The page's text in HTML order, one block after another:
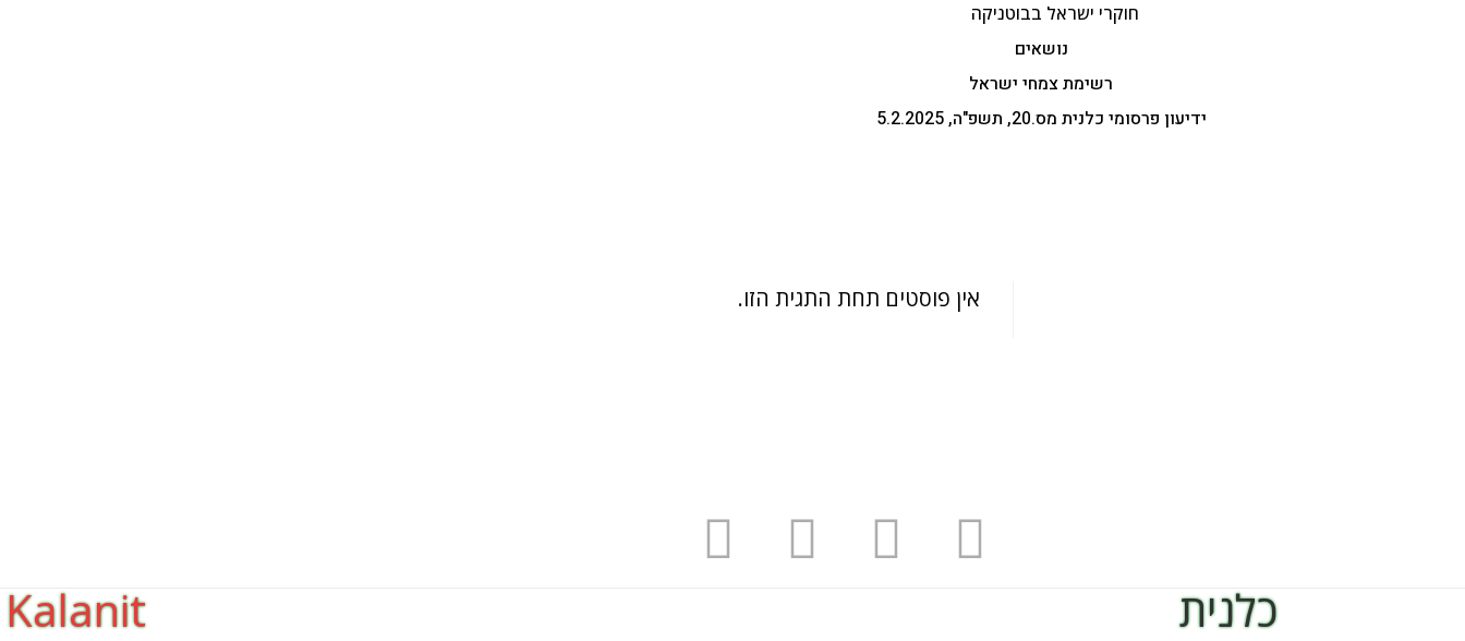
חוקרי ישראל בבוטניקה
נושאים
רשימת צמחי ישראל
ידיעון פרסומי כלנית מס.20, תשפ"ה, 5.2.2025
אין פוסטים תחת התגית הזו.
כלנית Kalanit